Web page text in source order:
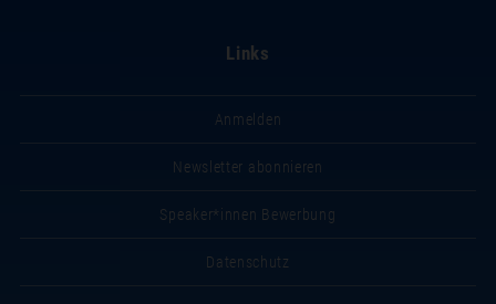
Links
Anmelden
Newsletter abonnieren
Speaker*innen Bewerbung
Datenschutz